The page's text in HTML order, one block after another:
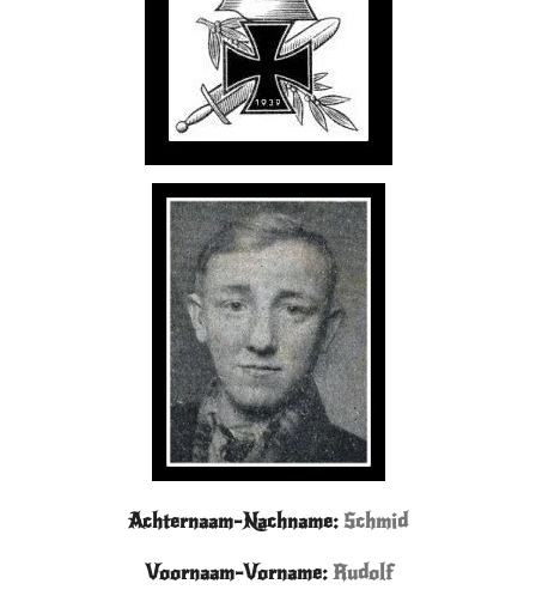
Achternaam-Nachname:Schmid
Voornaam-Vorname:Rudolf